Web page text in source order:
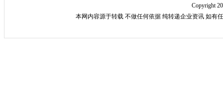
Copyright
本网内容源于转载 不做任何依据 纯转递企业资讯 如有